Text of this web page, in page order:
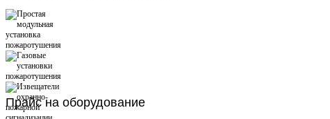
Прайсна оборудование